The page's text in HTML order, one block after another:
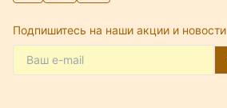
Подпишитесь на наши акции и новости